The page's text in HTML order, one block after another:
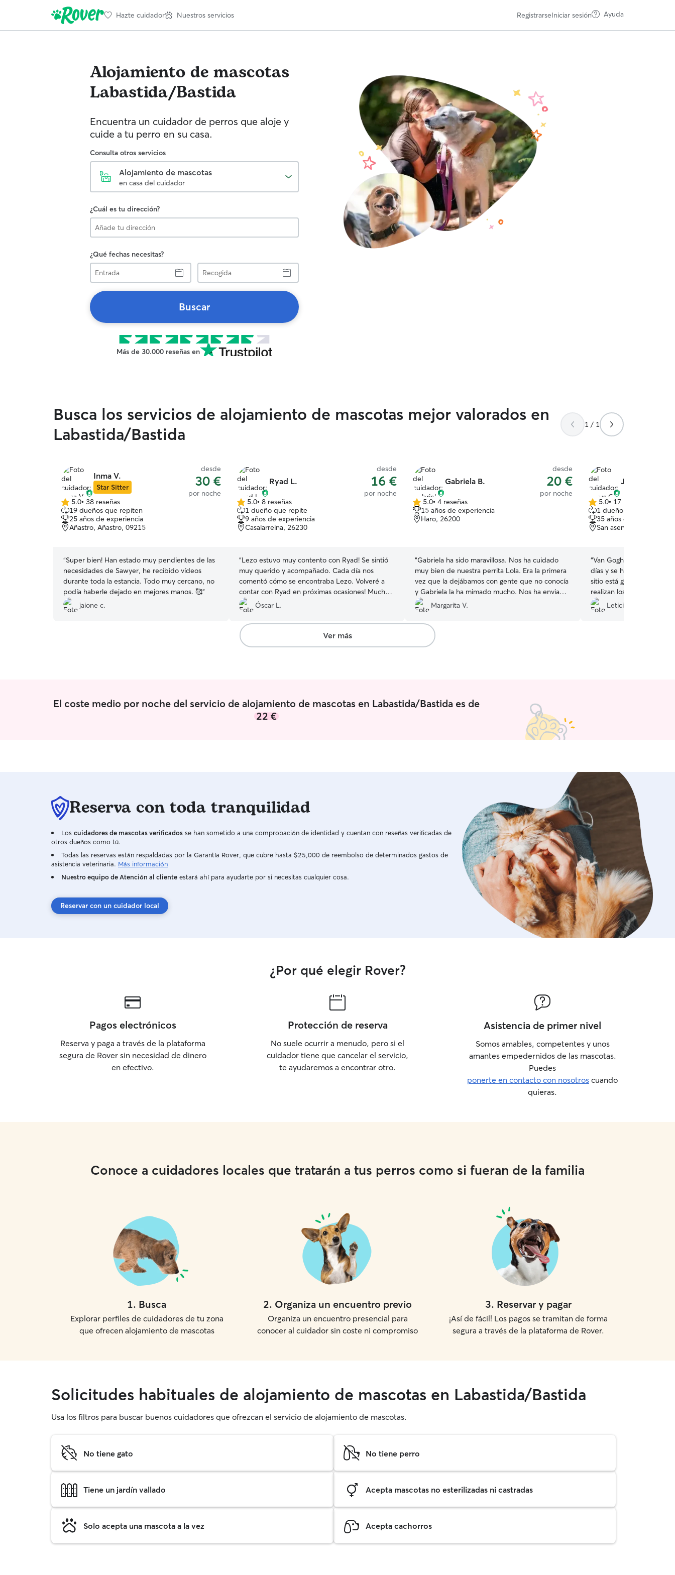
Hazte cuidador Nuestros servicios RegistrarseIniciar sesión Ayuda
Alojamiento de mascotas
Labastida/Bastida
Encuentra un cuidador de perros que aloje y
cuide a tu perro en su casa.
Consulta otros servicios
Alojamiento de mascotas
en casa del cuidador
¿Cuál es tu dirección?
¿Qué fechas necesitas?
Entrada
Recogida
Buscar
Más de 30.000 reseñas en
Busca los servicios de alojamiento de mascotas mejor valorados en
Labastida/Bastida
1 / 1
Inma V.
Star Sitter
desde
30 €
por noche
5.0
de
5
estrellas
5.0• 38 reseñas
19 dueños que repiten
25 años de experiencia
Añastro, Añastro, 09215
“Super bien! Han estado muy pendientes de las
necesidades de Sawyer, he recibido vídeos
durante toda la estancia. Todo muy cercano, no
podía haberle dejado en mejores manos. 🥰”
jaione c.
Ryad L.
desde
16 €
por noche
5.0
de
5
estrellas
5.0• 8 reseñas
1 dueño que repite
9 años de experiencia
Casalarreina, 26230
“Lezo estuvo muy contento con Ryad! Se sintió
muy querido y acompañado. Cada día nos
comentó cómo se encontraba Lezo. Volveré a
contar con Ryad en próximas ocasiones! Muchas
gracias por todo, Ryad!
Óscar L.
Gabriela B.
desde
20 €
por noche
5.0
de
5
5.0• 4 reseñas
15 años de experiencia
Haro, 26200
“Gabriela ha sido maravillosa. Nos ha cuidado
muy bien de nuestra perrita Lola. Era la primera
vez que la dejábamos con gente que no conocía
y Gabriela la ha mimado mucho. Nos ha enviado
fotos y actualizaciones. Gracias, Gabriela!
Margarita V.
Jesus G.
5.0
de
5
estrellas
5.0• 17 reseñas
1 dueño que repite
35 años de experiencia
San asensio, 26340
“Van Gogh se ha
días y se ha encontrado
sitio está genial y los
realizan los paseos
muy pendiente de él, me
durante su estancia lo
Leticia T.
Ver más
El coste medio por noche del servicio de alojamiento de mascotas en Labastida/Bastida es de
22 €
Reserva con toda tranquilidad
Los cuidadores de mascotas verificados se han sometido a una comprobación de identidad y cuentan con reseñas verificadas de
otros dueños como tú.
Todas las reservas están respaldadas por la Garantía Rover, que cubre hasta $25,000 de reembolso de determinados gastos de
asistencia veterinaria. Más información
Nuestro equipo de Atención al cliente estará ahí para ayudarte por si necesitas cualquier cosa.
Reservar con un cuidador local
¿Por qué elegir Rover?
Pagos electrónicos
Reserva y paga a través de la plataforma
segura de Rover sin necesidad de dinero
en efectivo.
Protección de reserva
No suele ocurrir a menudo, pero si el
cuidador tiene que cancelar el servicio,
te ayudaremos a encontrar otro.
Asistencia de primer nivel
Somos amables, competentes y unos
amantes empedernidos de las mascotas.
Puedes
ponerte en contacto con nosotros cuando
quieras.
Conoce a cuidadores locales que tratarán a tus perros como si fueran de la familia
1. Busca
Explorar perfiles de cuidadores de tu zona
que ofrecen alojamiento de mascotas
2. Organiza un encuentro previo
Organiza un encuentro presencial para
conocer al cuidador sin coste ni compromiso
3. Reservar y pagar
¡Así de fácil! Los pagos se tramitan de forma
segura a través de la plataforma de Rover.
Solicitudes habituales de alojamiento de mascotas en Labastida/Bastida
Usa los filtros para buscar buenos cuidadores que ofrezcan el servicio de alojamiento de mascotas.
No tiene gato No tiene perro
Tiene un jardín vallado Acepta mascotas no esterilizadas ni castradas
Solo acepta una mascota a la vez Acepta cachorros